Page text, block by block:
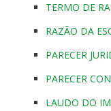
TERMO DE
RAZÃO DA
PARECER
PARECER
LAUDO DO